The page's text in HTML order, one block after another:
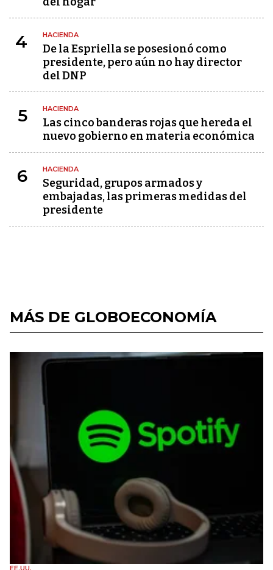
4 HACIENDA
De la Espriella se posesionó como
presidente, pero aún no hay director
del DNP
5 HACIENDA
Las cinco banderas rojas que hereda el
nuevo gobierno en materia económica
6 HACIENDA
Seguridad, grupos armados y
embajadas, las primeras medidas del
presidente
MÁS DE GLOBOECONOMÍA
EE.UU.